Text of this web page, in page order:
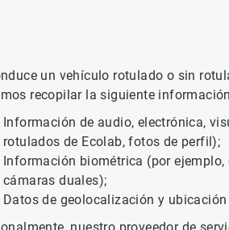
un vehículo rotulado o sin
recopilar la siguiente
Información de audio, electrónica,
rotulados de Ecolab, fotos de perfil);
Información biométrica (por
cámaras duales);
Datos de geolocalización y